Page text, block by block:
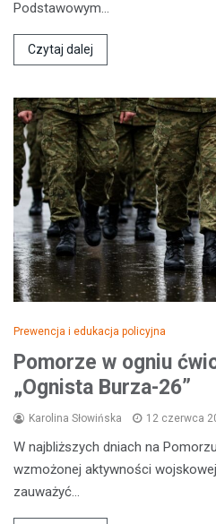
Podstawowym…
Czytaj dalej
Prewencja i edukacja policyjna
Pomorze w ogniu
„Ognista Burza-26”
Karolina Słowińska 12 czerwca
W najbliższych dniach na
wzmożonej aktywności
zauważyć…